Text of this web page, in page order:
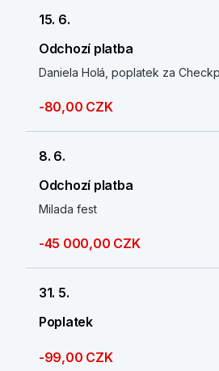
15. 6.
Odchozí platba
Daniela Holá, poplatek za
-80,00 CZK
8. 6.
Odchozí platba
Milada fest
-45 000,00 CZK
31. 5.
Poplatek
-99,00 CZK